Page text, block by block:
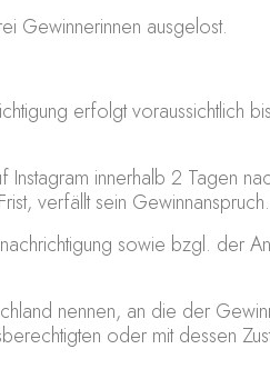
Gewinnerinnen ausgelost.
erfolgt voraussichtlich
innerhalb 2 Tagen
verfällt sein Gewinnanspruch.
sowie bzgl. der
nennen, an die der
oder mit dessen